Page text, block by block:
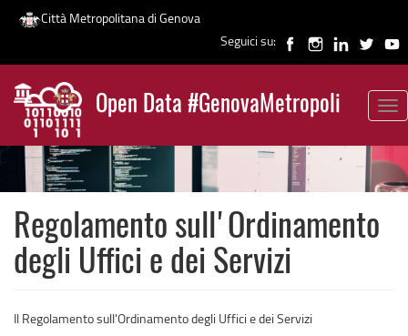
Salta
contenuto
principale
Città Metropolitana di Genova
Seguici su:
Open Data #GenovaMetropoli
News
Regolamento sull'Ordinamento
degli Uffici e dei Servizi
Il Regolamento sull'Ordinamento degli Uffici e dei Servizi